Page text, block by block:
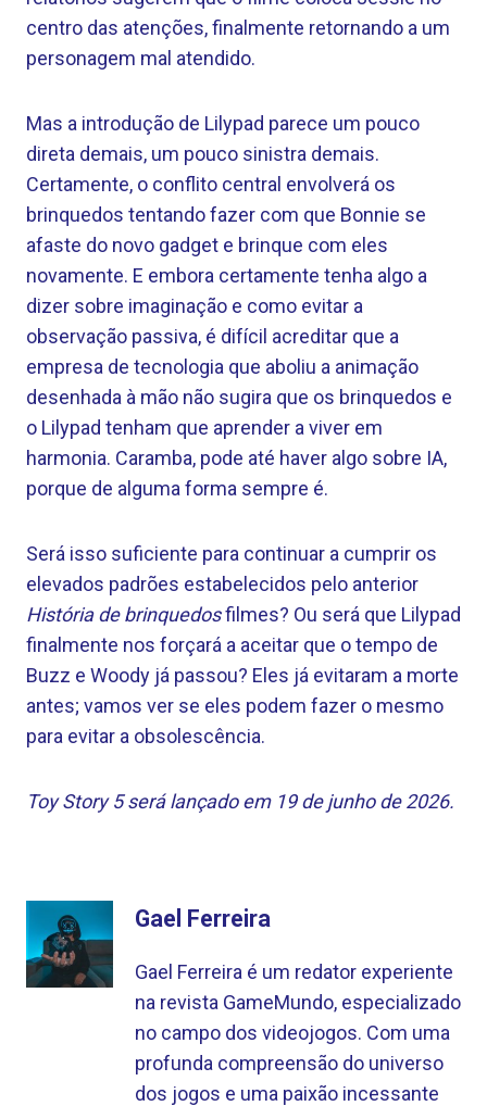
centro das atenções, finalmente retornando a um
personagem mal atendido.
Mas a introdução de Lilypad parece um pouco
direta demais, um pouco sinistra demais.
Certamente, o conflito central envolverá os
brinquedos tentando fazer com que Bonnie se
afaste do novo gadget e brinque com eles
novamente. E embora certamente tenha algo a
dizer sobre imaginação e como evitar a
observação passiva, é difícil acreditar que a
empresa de tecnologia que aboliu a animação
desenhada à mão não sugira que os brinquedos e
o Lilypad tenham que aprender a viver em
harmonia. Caramba, pode até haver algo sobre IA,
porque de alguma forma sempre é.
Será isso suficiente para continuar a cumprir os
elevados padrões estabelecidos pelo anterior
História de brinquedosfilmes? Ou será que Lilypad
finalmente nos forçará a aceitar que o tempo de
Buzz e Woody já passou? Eles já evitaram a morte
antes; vamos ver se eles podem fazer o mesmo
para evitar a obsolescência.
Toy Story 5 será lançado em 19 de junho de 2026.
Gael Ferreira
Gael Ferreira é um redator experiente
na revista GameMundo, especializado
no campo dos videojogos. Com uma
profunda compreensão do universo
dos jogos e uma paixão incessante